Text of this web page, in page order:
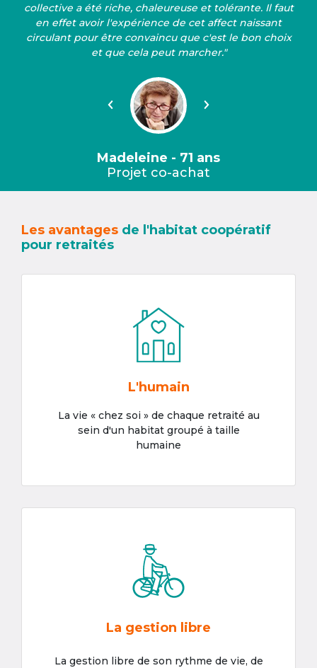
collective a été riche, chaleureuse et tolérante. Il faut
en effet avoir l'expérience de cet affect naissant
circulant pour être convaincu que c'est le bon choix
et que cela peut marcher."
Précédent Suivant
Madeleine - 71 ans
Projet co-achat
Les avantages de l'habitat coopératif
pour retraités
L'humain
La vie « chez soi » de chaque retraité au
sein d'un habitat groupé à taille
humaine
La gestion libre
La gestion libre de son rythme de vie, de